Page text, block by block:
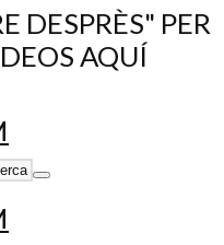
DESPRÈS" PER
AQUÍ